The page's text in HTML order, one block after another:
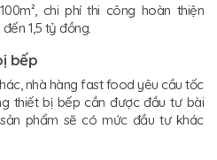
chi phí thi công hoàn thiện
1,5 tỷ đồng.
bếp
nhà hàng fast food yêu cầu tốc
thiết bị bếp cần được đầu tư bài
phẩm sẽ có mức đầu tư khác